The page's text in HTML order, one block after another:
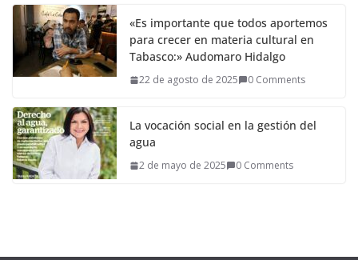
«Es importante que todos aportemos
para crecer en materia cultural en
Tabasco:» Audomaro Hidalgo
22 de agosto de 2025 0 Comments
La vocación social en la gestión del
agua
2 de mayo de 2025 0 Comments